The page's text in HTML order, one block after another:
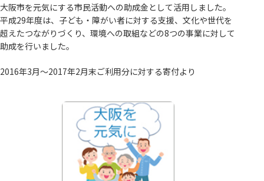
大阪市を元気にする市民活動への助成金として活用しました。
平成29年度は、子ども・障がい者に対する支援、文化や世代を
超えたつながりづくり、環境への取組などの8つの事業に対して
助成を行いました。
2016年3月～2017年2月末ご利用分に対する寄付より